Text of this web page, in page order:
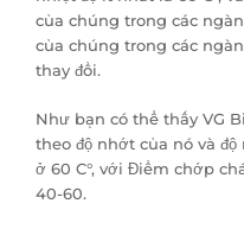
của chúng trong các
của chúng trong các
thay đổi.
Như bạn có thể thấy VG
theo độ nhớt của nó và
ở 60 C°, với Điểm chớp
40-60.